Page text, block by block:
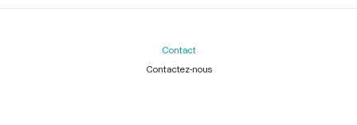
Contact
Contactez-nous